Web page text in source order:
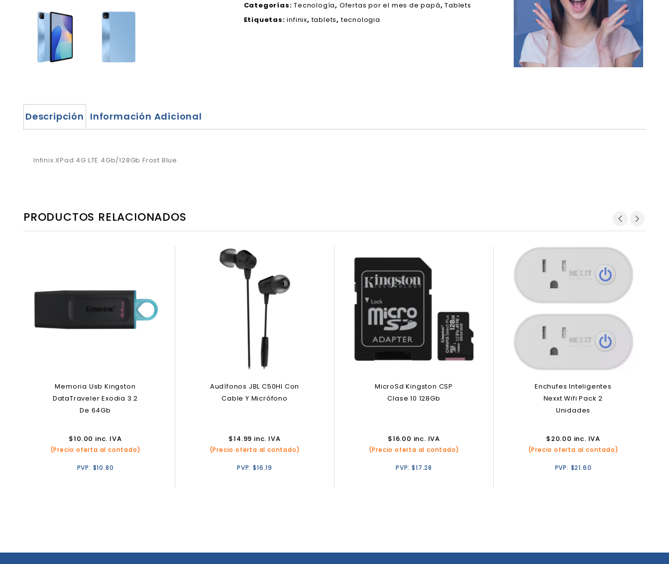
Categorías:Tecnología, Ofertas por el mes de papá,Tablets
Etiquetas:infinix,tablets,tecnologia
Descripción Información Adicional
Infinix XPad 4G LTE 4Gb/128Gb Frost Blue
PRODUCTOS RELACIONADOS
Memoria Usb Kingston
DataTraveler Exodia 3.2
De 64Gb
$10.00 inc. IVA
(Precio oferta al contado)
PVP: $10.80
Audífonos JBL C50HI Con
Cable Y Micrófono
$14.99 inc. IVA
(Precio oferta al contado)
PVP:$16.19
MicroSd Kingston CSP
Clase 10 128Gb
$16.00 inc. IVA
(Precio oferta al contado)
PVP:$17.28
Enchufes Inteligentes
Nexxt Wifi Pack 2
Unidades
$20.00 inc. IVA
(Precio oferta al contado)
PVP: $21.60